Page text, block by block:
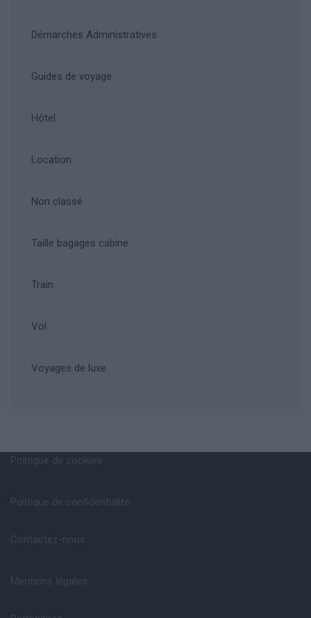
Démarches Administratives
Guides de voyage
Hôtel
Location
Non classé
Taille bagages cabine
Train
Vol
Voyages de luxe